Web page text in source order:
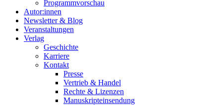
Programmvorschau
Autor:innen
Newsletter & Blog
Veranstaltungen
Verlag
Geschichte
Karriere
Kontakt
Presse
Vertrieb & Handel
Rechte & Lizenzen
Manuskripteinsendung